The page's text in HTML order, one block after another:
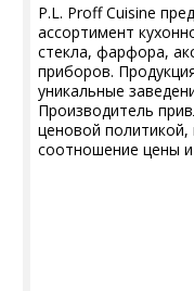
P.L. Proff Cuisine
ассортимент
стекла, фарфора,
приборов.
уникальные
Производитель
ценовой
соотношение цены и